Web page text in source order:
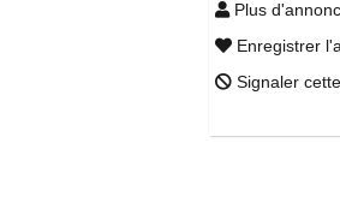
Plus
Enregistrer
Signaler